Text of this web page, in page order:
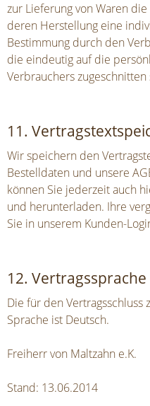
zur Lieferung von Waren
deren Herstellung eine
Bestimmung durch den
die eindeutig auf die
Verbrauchers zugeschnitten
11.
Wir speichern den
Bestelldaten und unsere
können Sie jederzeit auch
und herunterladen. Ihre
Sie in unserem Kunden-
12. Vertragssprache
Die für den Vertragsschluss
Sprache ist Deutsch.
Freiherr von Maltzahn e.K.
Stand: 13.06.2014